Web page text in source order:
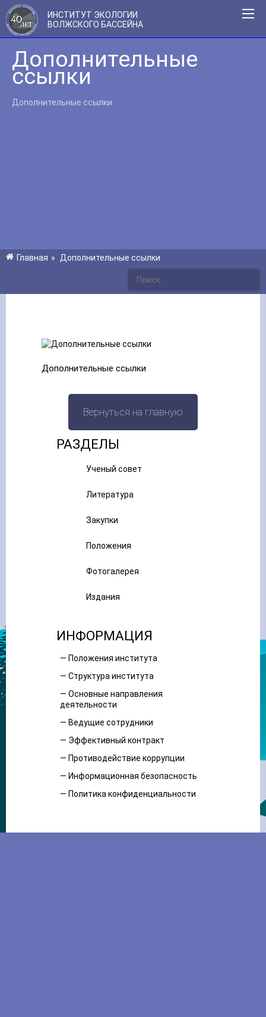
ИНСТИТУТ ЭКОЛОГИИ
ВОЛЖСКОГО БАССЕЙНА
Дополнительные
ссылки
Дополнительные ссылки
Главная » Дополнительные ссылки
Дополнительные ссылки
Вернуться на главную
РАЗДЕЛЫ
Ученый совет
Литература
Закупки
Положения
Фотогалерея
Издания
ИНФОРМАЦИЯ
— Положения института
— Структура института
— Основные направления
деятельности
— Ведущие сотрудники
— Эффективный контракт
— Противодействие коррупции
— Информационная безопасность
— Политика конфиденциальности